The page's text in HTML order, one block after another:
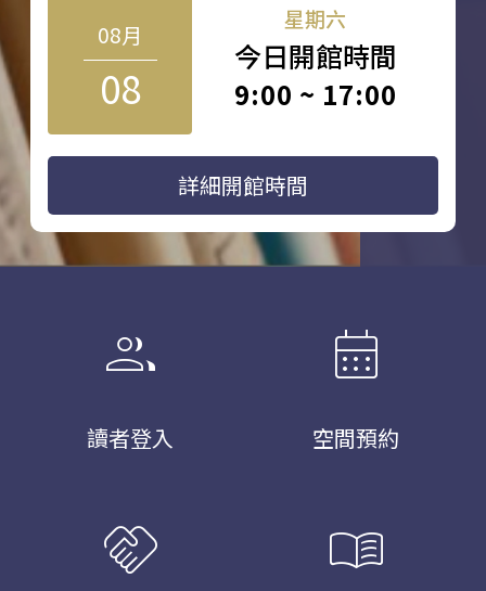
08月
08
星期六
今日開館時間
9:00 ~ 17:00
詳細開館時間
group
讀者登入
calendar_month
空間預約
handshake menu_book